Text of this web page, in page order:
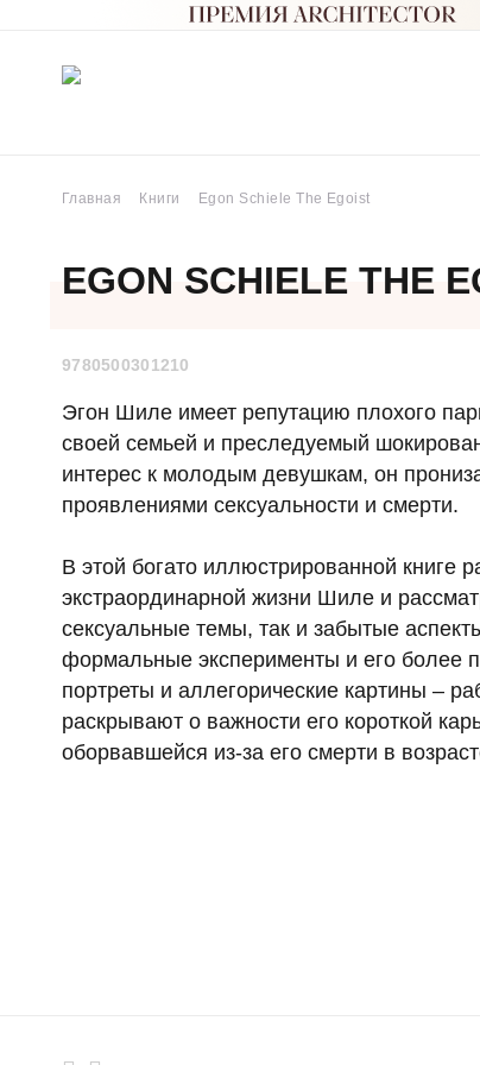
Главная Книги Egon Schiele The Egoist
EGON SCHIELE THE
9780500301210
Эгон Шиле имеет репутацию плохого
своей семьей и преследуемый
интерес к молодым девушкам, он
проявлениями сексуальности и смерти.
В этой богато иллюстрированной книге
экстраординарной жизни Шиле и
сексуальные темы, так и забытые
формальные эксперименты и его более
портреты и аллегорические картины –
раскрывают о важности его короткой
оборвавшейся из-за его смерти в